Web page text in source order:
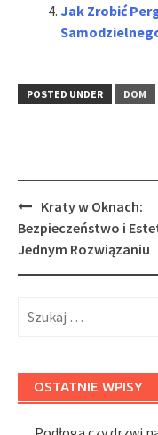
Jak Zrobić
POSTED UNDER DOM
Post
navigation
Kraty w Oknach:
Bezpieczeństwo i
Jednym Rozwiązaniu
OSTATNIE WPISY